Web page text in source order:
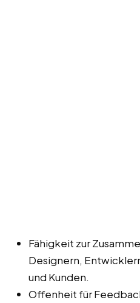
Fähigkeit zur
Designern,
und Kunden.
Offenheit für